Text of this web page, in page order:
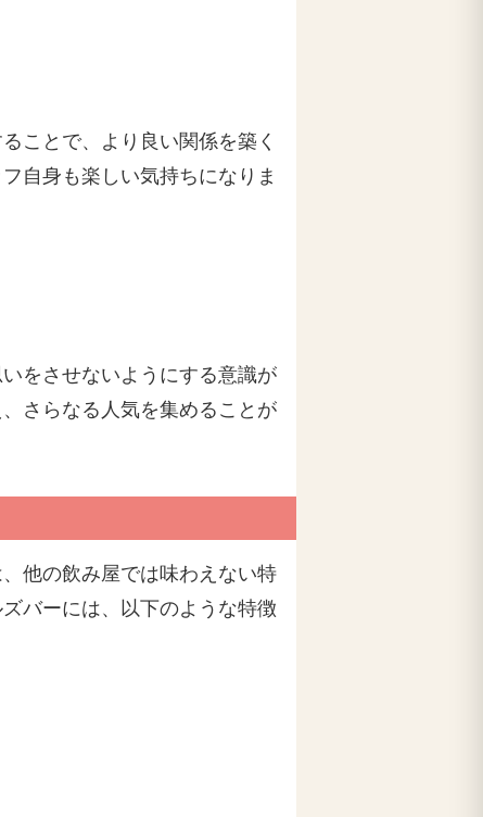
ことで、より良い関係を築く
自身も楽しい気持ちになりま
をさせないようにする意識が
さらなる人気を集めることが
他の飲み屋では味わえない特
バーには、以下のような特徴